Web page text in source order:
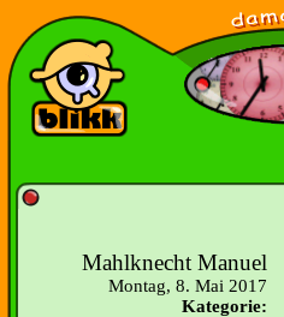
Mahlknecht Manuel
Montag, 8. Mai 2017
Kategorie: